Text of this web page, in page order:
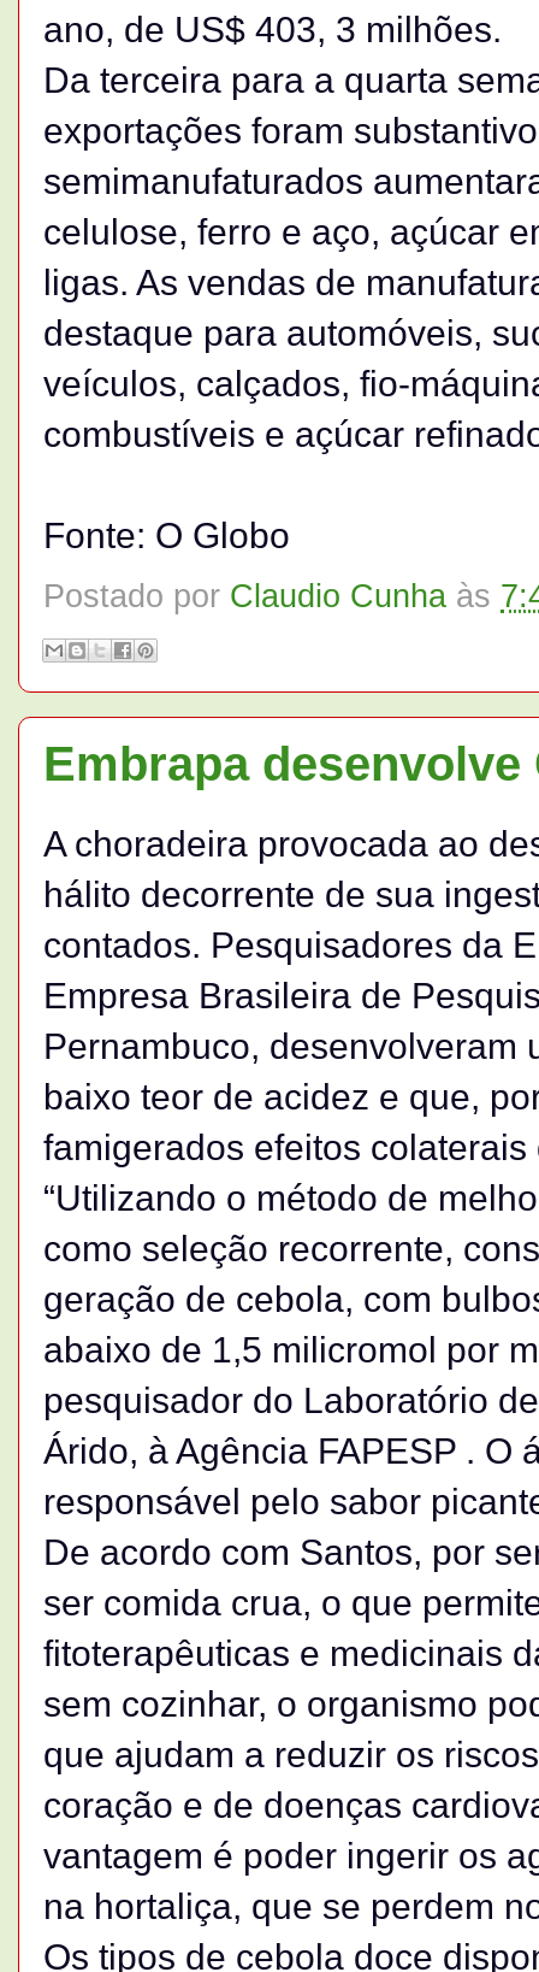
ano, de US$ 403, 3 milhões.
Da terceira para a quarta
exportações foram
semimanufaturados
celulose, ferro e aço, açúcar
ligas. As vendas de
destaque para automóveis,
veículos, calçados, fio-
combustíveis e açúcar
Fonte: O Globo
Postado por Claudio Cunha às
Embrapa desenvolve
A choradeira provocada ao
hálito decorrente de sua
contados. Pesquisadores da
Empresa Brasileira de
Pernambuco, desenvolveram
baixo teor de acidez e que,
famigerados efeitos
“Utilizando o método de
como seleção recorrente,
geração de cebola, com
abaixo de 1,5 milicromol por
pesquisador do Laboratório
Árido, à Agência FAPESP . O
responsável pelo sabor
De acordo com Santos, por
ser comida crua, o que
fitoterapêuticas e medicinais
sem cozinhar, o organismo
que ajudam a reduzir os
coração e de doenças
vantagem é poder ingerir os
na hortaliça, que se perdem
Os tipos de cebola doce